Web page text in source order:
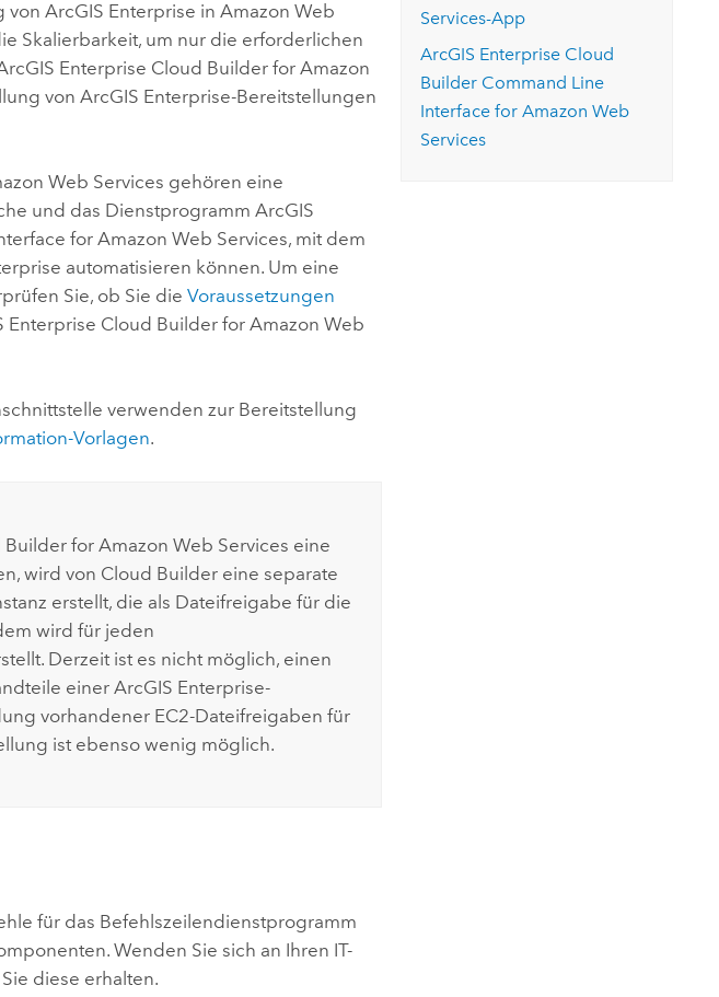
vonArcGIS Enterprise inAmazon Web
Skalierbarkeit, um nur die erforderlichen
Enterprise Cloud Builder for Amazon
vonArcGIS Enterprise-Bereitstellungen
Web Services gehören eine
und das DienstprogrammArcGIS
for Amazon Web Services, mit dem
automatisieren können. Um eine
Sie, ob Sie dieVoraussetzungen
Enterprise Cloud Builder for Amazon Web
verwenden zur Bereitstellung
-Vorlagen.
for Amazon Web Services eine
wird von Cloud Buildereine separate
erstellt, die als Dateifreigabe für die
wird für jeden
Derzeit ist es nicht möglich, einen
einerArcGIS Enterprise-
vorhandener EC2-Dateifreigaben für
ist ebenso wenig möglich.
für das Befehlszeilendienstprogramm
Wenden Sie sich an Ihren IT-
diese erhalten.
Services-App
ArcGIS Enterprise Cloud
Builder Command Line
Interface for Amazon Web
Services